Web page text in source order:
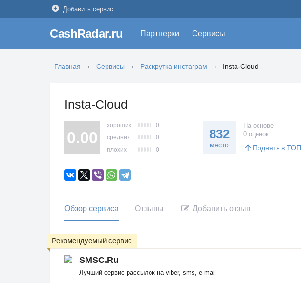
Добавить сервис
CashRadar.ru Партнерки Сервисы
Главная Сервисы Раскрутка инстаграм Insta-Cloud
Insta-Cloud
0.00
хороших
0
средних
0
плохих
0
832
место
На основе
0 оценок
Поднять в ТОП
Обзор сервиса Отзывы Добавить отзыв
SMSC.Ru
Лучший сервис рассылок на viber, sms, e-mail
Рекомендуемый сервис